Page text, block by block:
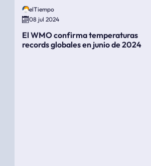
elTiempo
08 jul 2024
El WMO confirma temperaturas
records globales en junio de 2024